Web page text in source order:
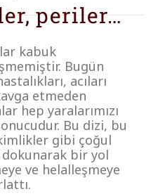
periler…
kabuk
Bugün
acıları
etmeden
hep yaralarımızı
Bu dizi, bu
gibi çoğul
dokunarak bir yol
ve helalleşmeye